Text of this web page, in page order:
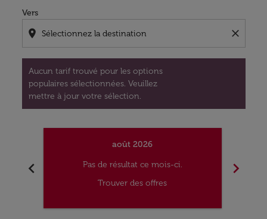
Vers
location_on close
Aucun tarif trouvé pour les options
populaires sélectionnées. Veuillez
mettre à jour votre sélection.
chevron_left
août 2026
Pas de résultat ce mois-ci.
Trouver des offres
chevron_right